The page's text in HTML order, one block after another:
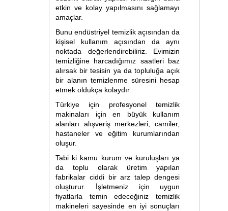
etkin ve kolay yapılmasını sağlamayı
amaçlar.
Bunu endüstriyel temizlik açısından da
kişisel kullanım açısından da aynı
noktada değerlendirebiliriz. Evimizin
temizliğine harcadığımız saatleri baz
alırsak bir tesisin ya da topluluğa açık
bir alanın temizlenme süresini hesap
etmek oldukça kolaydır.
Türkiye için profesyonel temizlik
makinaları için en büyük kullanım
alanları alışveriş merkezleri, camiler,
hastaneler ve eğitim kurumlarından
oluşur.
Tabi ki kamu kurum ve kuruluşları ya
da toplu olarak üretim yapılan
fabrikalar ciddi bir arz talep dengesi
oluşturur. İşletmeniz için uygun
fiyatlarla temin edeceğiniz temizlik
makineleri sayesinde en iyi sonuçları